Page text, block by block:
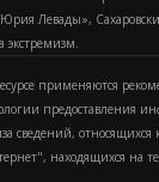
Левады»,
экстремизм.
применяются
предоставления
сведений,
находящихся на